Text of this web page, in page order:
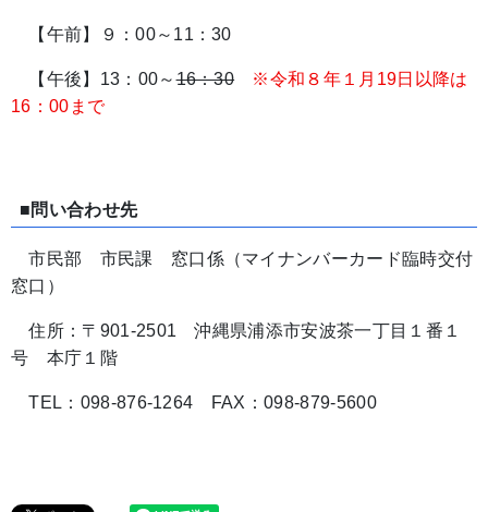
【午前】９：00～11：30
【午後】13：00～16：30
※令和８年１月19日以降は
16：00まで
■問い合わせ先
市民部 市民課 窓口係（マイナンバーカード臨時交付
窓口）
住所：〒901-2501 沖縄県浦添市安波茶一丁目１番１
号 本庁１階
TEL：098-876-1264 FAX：098-879-5600